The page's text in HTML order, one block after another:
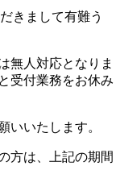
きまして有難う
無人対応となりま
受付業務をお休み
いいたします。
方は、上記の期間